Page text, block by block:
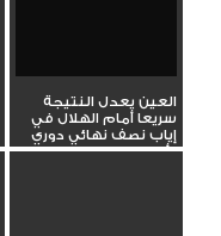
العين يعدل النتيجة
سريعا أمام الهلال في
إياب نصف نهائي دوري
أبطال...